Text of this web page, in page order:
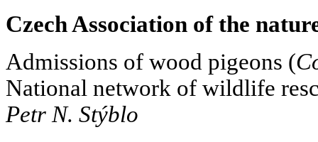
Czech Association of the
Admissions of wood pigeons (
National network of wildlife
Petr N. Stýblo